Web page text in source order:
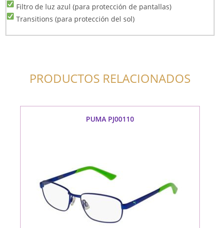
Filtro de luz azul (para protección de pantallas)
Transitions (para protección del sol)
PRODUCTOS RELACIONADOS
PUMA PJ00110